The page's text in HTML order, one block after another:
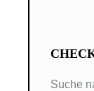
Suche